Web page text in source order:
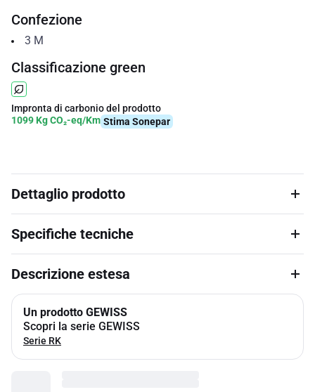
Confezione
3 M
Classificazione green
Impronta di carbonio del prodotto
1099 Kg CO₂-eq/Km Stima Sonepar
Dettaglio prodotto
Specifiche tecniche
Descrizione estesa
Un prodotto GEWISS
Scopri la serie GEWISS
Serie RK